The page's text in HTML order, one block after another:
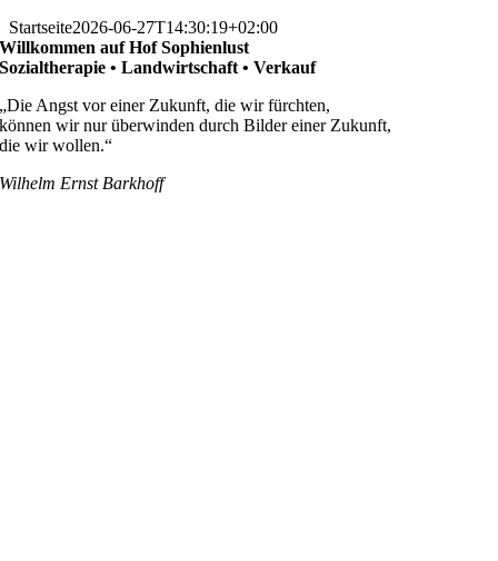
Startseite2026-06-27T14:30:19+02:00
Willkommen auf Hof Sophienlust
Sozialtherapie • Landwirtschaft • Verkauf
„Die Angst vor einer Zukunft, die wir fürchten,
können wir nur überwinden durch Bilder einer Zukunft,
die wir wollen.“
Wilhelm Ernst Barkhoff